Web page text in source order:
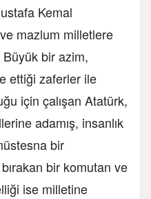
Kemal
mazlum milletlere
bir azim,
ettiği zaferler ile
için çalışan Atatürk,
adamış, insanlık
bir
bir komutan ve
ise milletine